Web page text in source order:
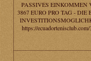
PASSIVES EINKOMMEN
3867 EURO PRO TAG - DIE
https://